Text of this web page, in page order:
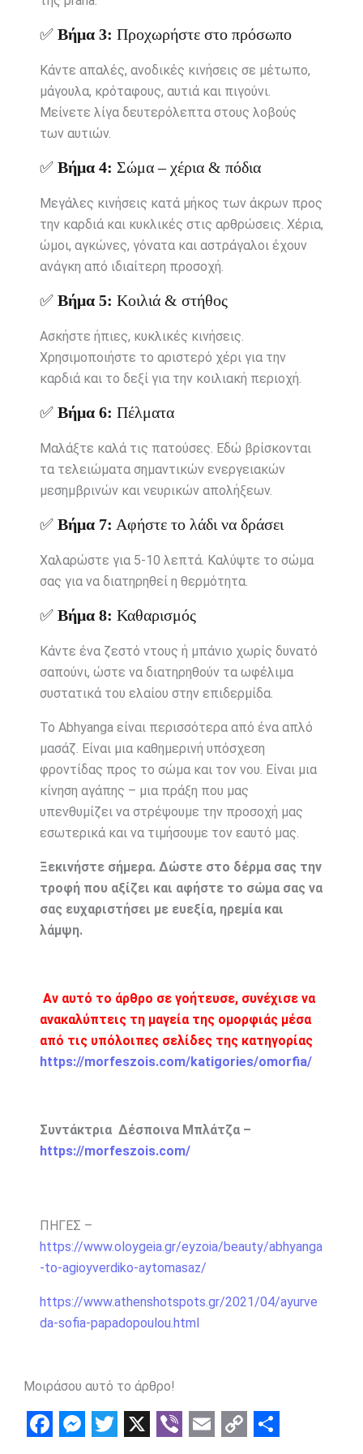
✅ Βήμα 3: Προχωρήστε στο πρόσωπο
Κάντε απαλές, ανοδικές κινήσεις σε μέτωπο,
μάγουλα, κρόταφους, αυτιά και πιγούνι.
Μείνετε λίγα δευτερόλεπτα στους λοβούς
των αυτιών.
✅ Βήμα 4: Σώμα – χέρια & πόδια
Μεγάλες κινήσεις κατά μήκος των άκρων προς
την καρδιά και κυκλικές στις αρθρώσεις. Χέρια,
ώμοι, αγκώνες, γόνατα και αστράγαλοι έχουν
ανάγκη από ιδιαίτερη προσοχή.
✅ Βήμα 5: Κοιλιά & στήθος
Ασκήστε ήπιες, κυκλικές κινήσεις.
Χρησιμοποιήστε το αριστερό χέρι για την
καρδιά και το δεξί για την κοιλιακή περιοχή.
✅ Βήμα 6: Πέλματα
Μαλάξτε καλά τις πατούσες. Εδώ βρίσκονται
τα τελειώματα σημαντικών ενεργειακών
μεσημβρινών και νευρικών απολήξεων.
✅ Βήμα 7: Αφήστε το λάδι να δράσει
Χαλαρώστε για 5-10 λεπτά. Καλύψτε το σώμα
σας για να διατηρηθεί η θερμότητα.
✅ Βήμα 8: Καθαρισμός
Κάντε ένα ζεστό ντους ή μπάνιο χωρίς δυνατό
σαπούνι, ώστε να διατηρηθούν τα ωφέλιμα
συστατικά του ελαίου στην επιδερμίδα.
Το Abhyanga είναι περισσότερα από ένα απλό
μασάζ. Είναι μια καθημερινή υπόσχεση
φροντίδας προς το σώμα και τον νου. Είναι μια
κίνηση αγάπης – μια πράξη που μας
υπενθυμίζει να στρέψουμε την προσοχή μας
εσωτερικά και να τιμήσουμε τον εαυτό μας.
Ξεκινήστε σήμερα. Δώστε στο δέρμα σας την
τροφή που αξίζει και αφήστε το σώμα σας να
σας ευχαριστήσει με ευεξία, ηρεμία και
λάμψη.
Αν αυτό το άρθρο σε γοήτευσε, συνέχισε να
ανακαλύπτεις τη μαγεία της ομορφιάς μέσα
από τις υπόλοιπες σελίδες της κατηγορίας
https://morfeszois.com/katigories/omorfia/
Συντάκτρια Δέσποινα Μπλάτζα –
https://morfeszois.com/
ΠΗΓΕΣ –
https://www.oloygeia.gr/eyzoia/beauty/abhyanga
-to-agioyverdiko-aytomasaz/
https://www.athenshotspots.gr/2021/04/ayurve
da-sofia-papadopoulou.html
Μοιράσου αυτό το άρθρο!